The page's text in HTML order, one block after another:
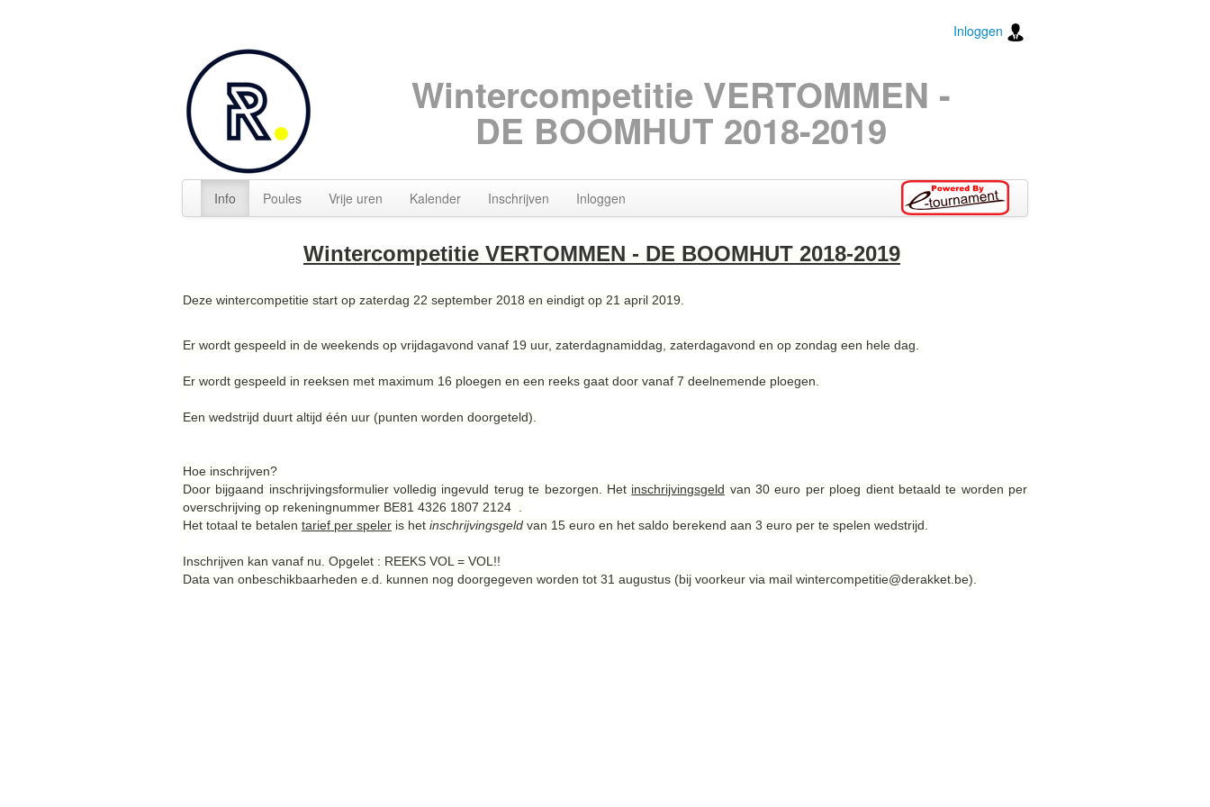
Inloggen
Wintercompetitie VERTOMMEN -
DE BOOMHUT 2018-2019
Info Poules Vrije uren Kalender Inschrijven Inloggen
Wintercompetitie VERTOMMEN - DE BOOMHUT 2018-2019
Deze wintercompetitie start op zaterdag 22 september 2018 en eindigt op 21 april 2019.
Er wordt gespeeld in de weekends op vrijdagavond vanaf 19 uur, zaterdagnamiddag, zaterdagavond en op zondag een hele dag.
Er wordt gespeeld in reeksen met maximum 16 ploegen en een reeks gaat door vanaf 7 deelnemende ploegen.
Een wedstrijd duurt altijd één uur (punten worden doorgeteld).
Hoe inschrijven?
Door bijgaand inschrijvingsformulier volledig ingevuld terug te bezorgen. Het inschrijvingsgeld van 30 euro per ploeg dient betaald te worden per
overschrijving op rekeningnummer BE81 4326 1807 2124 .
Het totaal te betalen tarief per speler is het inschrijvingsgeld van 15 euro en het saldo berekend aan 3 euro per te spelen wedstrijd.
Inschrijven kan vanaf nu. Opgelet : REEKS VOL = VOL!!
Data van onbeschikbaarheden e.d. kunnen nog doorgegeven worden tot 31 augustus (bij voorkeur via mail wintercompetitie@derakket.be).